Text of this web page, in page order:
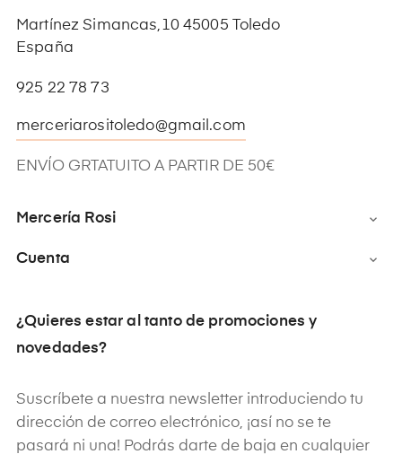
Martínez Simancas,10 45005 Toledo
España
925 22 78 73
merceriarositoledo@gmail.com
ENVÍO GRTATUITO A PARTIR DE 50€
Mercería Rosi 
Cuenta 
¿Quieres estar al tanto de promociones y
novedades?
Suscríbete a nuestra newsletter introduciendo tu
dirección de correo electrónico, ¡así no se te
pasará ni una! Podrás darte de baja en cualquier